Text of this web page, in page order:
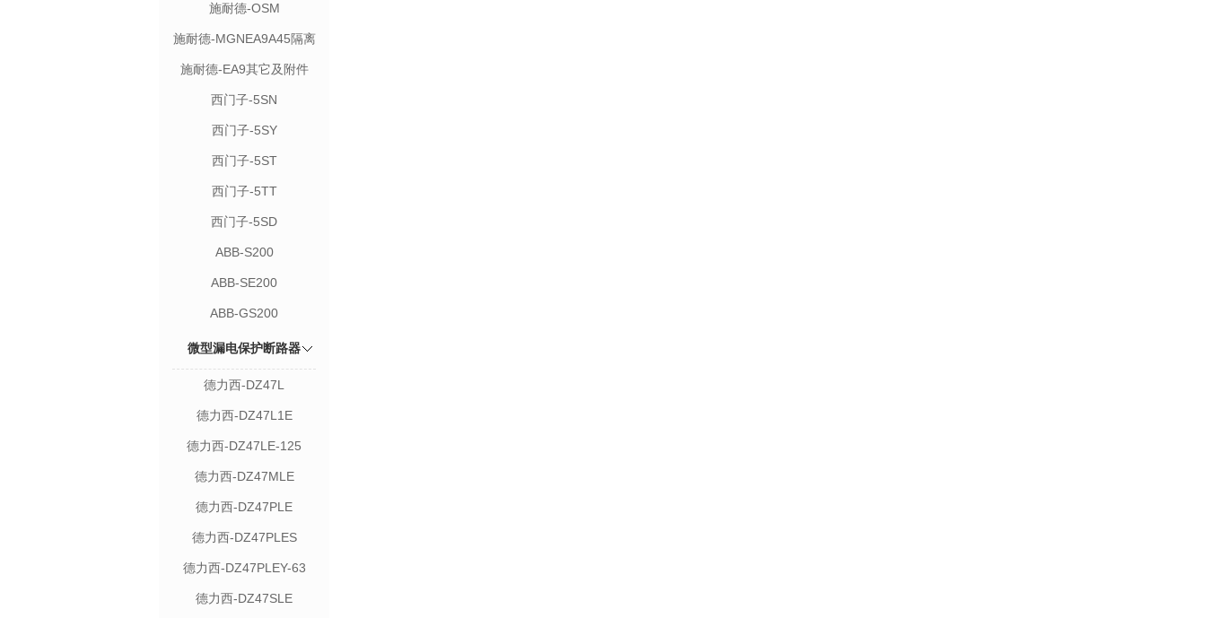
施耐德-OSM
施耐德-MGNEA9A45隔离
施耐德-EA9其它及附件
西门子-5SN
西门子-5SY
西门子-5ST
西门子-5TT
西门子-5SD
ABB-S200
ABB-SE200
ABB-GS200
微型漏电保护断路器
德力西-DZ47L
德力西-DZ47L1E
德力西-DZ47LE-125
德力西-DZ47MLE
德力西-DZ47PLE
德力西-DZ47PLES
德力西-DZ47PLEY-63
德力西-DZ47SLE